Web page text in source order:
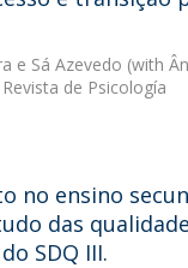
e Sá Azevedo (with
de Psicología
no ensino
das
SDQ III.